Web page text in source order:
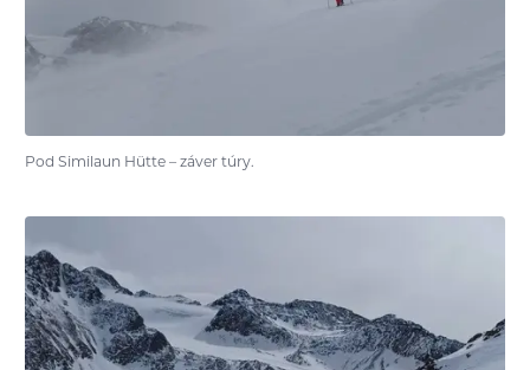
Pod Similaun Hütte – záver túry.